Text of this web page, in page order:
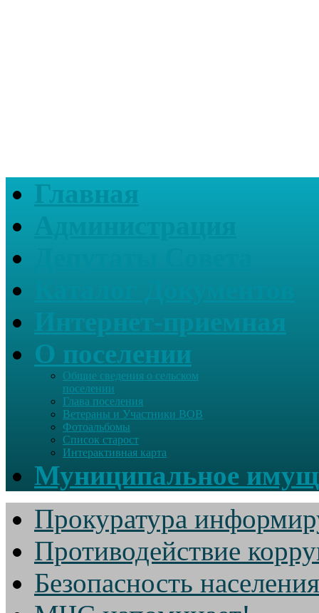
Главная
О поселении
Общие сведения о сельском
поселении
Глава поселения
Ветераны и Участники ВОВ
Фотоальбомы
Список старост
Интерактивная карта
Муниципальное
Прокуратура
Противодействие
Безопасность населения